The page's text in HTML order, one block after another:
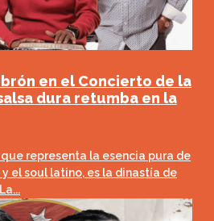
en el Concierto de la
dura retumba en la
representa la esencia pura de
el soul latino, es la dinastía de